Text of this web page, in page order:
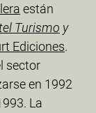
están
Turismo y
Ediciones.
sector
en 1992
La